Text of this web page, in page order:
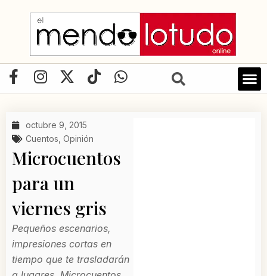
contenido
F
a
e
b
o
o
k
-
f
I
n
t
a
r
a
m
X
-
w
i
t
t
e
r
T
i
k
W
h
p
octubre 9, 2015
Cuentos Opinión
Microcuentos
para un
viernes gris
Pequeños escenarios,
impresiones cortas en
tiempo que te trasladarán